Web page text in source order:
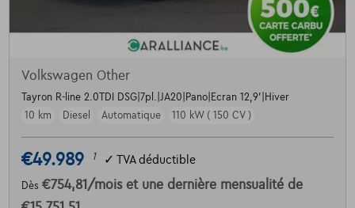
Volkswagen Other
Tayron R-line 2.0TDI DSG|7pl.|JA20|Pano|Ecran 12,9'|Hiver
10 km
Diesel Automatique 110 kW ( 150 CV )
€49.989 1 ✓ TVA déductible
Dès €754,81 /mois et une dernière mensualité de